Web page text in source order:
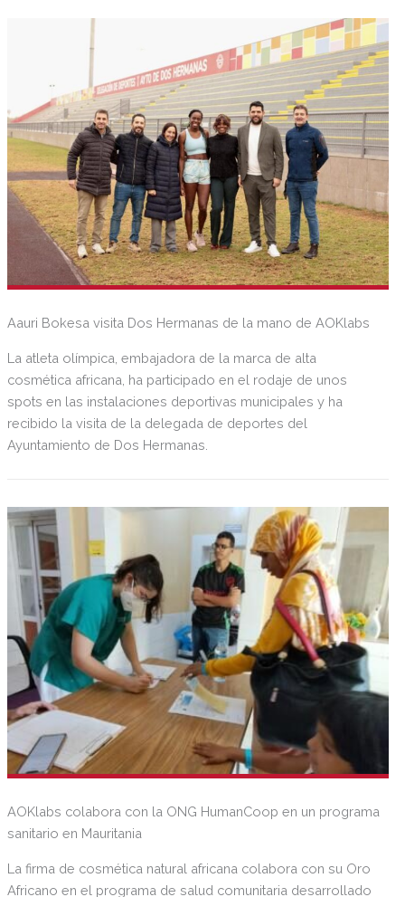
Aauri Bokesa visita Dos Hermanas de la mano de AOKlabs
La atleta olímpica, embajadora de la marca de alta
cosmética africana, ha participado en el rodaje de unos
spots en las instalaciones deportivas municipales y ha
recibido la visita de la delegada de deportes del
Ayuntamiento de Dos Hermanas.
AOKlabs colabora con la ONG HumanCoop en un programa
sanitario en Mauritania
La firma de cosmética natural africana colabora con su Oro
Africano en el programa de salud comunitaria desarrollado